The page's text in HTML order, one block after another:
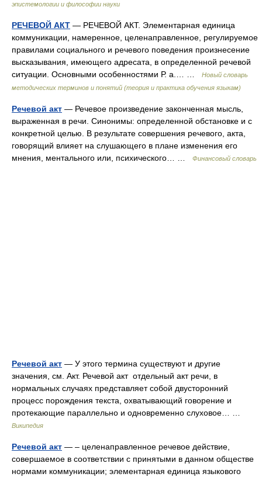
эпистемологии и философии науки
РЕЧЕВОЙ АКТ — РЕЧЕВОЙ АКТ. Элементарная единица
коммуникации, намеренное, целенаправленное, регулируемое
правилами социального и речевого поведения произнесение
высказывания, имеющего адресата, в определенной речевой
ситуации. Основными особенностями Р. а.… …
Новый словарь
методических терминов и понятий (теория и практика обучения языкам)
Речевой акт — Речевое произведение законченная мысль,
выраженная в речи. Синонимы: определенной обстановке и с
конкретной целью. В результате совершения речевого, акта,
говорящий влияет на слушающего в плане изменения его
мнения, ментального или, психического… …
Финансовый словарь
Речевой акт — У этого термина существуют и другие
значения, см. Акт. Речевой акт отдельный акт речи, в
нормальных случаях представляет собой двусторонний
процесс порождения текста, охватывающий говорение и
протекающие параллельно и одновременно слуховое… …
Википедия
Речевой акт — – целенаправленное речевое действие,
совершаемое в соответствии с принятыми в данном обществе
нормами коммуникации; элементарная единица языкового